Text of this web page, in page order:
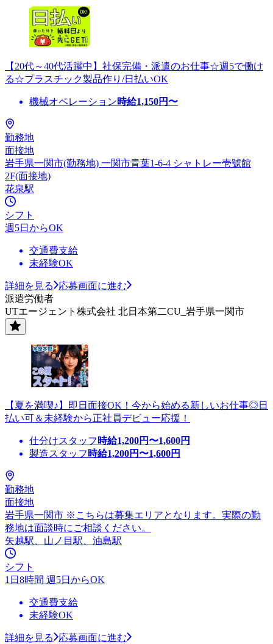
【20代～40代活躍中】社保完備・派遣のお仕事☆週5で働け
る☆プラスチック製品作り/日払いOK
機械オペレーション時給1,150円〜
勤務地
面接地
岩手県一関市(勤務地) 一関市青葉1-6-4 シャトレー壱號館
2F(面接地)
花泉駅
シフト
週5日からOK
交通費支給
未経験OK
詳細を見る
応募画面に進む
派遣労働者
UTエージェント株式会社 北日本第二CU_岩手県一関市
【夏を満喫♪】即日面接OK！今から始める新しいお仕事◎日
払い可＆未経験から正社員デビュー応援！
仕分けスタッフ 時給1,200円〜1,600円
製造スタッフ 時給1,200円〜1,600円
勤務地
面接地
岩手県一関市 ※こちらは募集エリアとなります。実際の勤
務地は面談時にご相談ください。
矢越駅、山ノ目駅、油島駅
シフト
1日8時間 週5日からOK
交通費支給
未経験OK
詳細を見る
応募画面に進む